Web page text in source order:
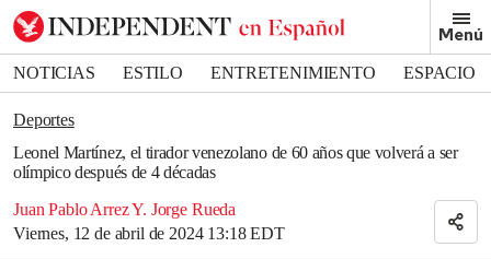
Menú
NOTICIAS ESTILO ENTRETENIMIENTO
ESPACIO
DEPORTES
Deportes
Leonel Martínez, el tirador venezolano de 60 años que volverá a ser
olímpico después de 4 décadas
Juan Pablo Arrez Y. Jorge Rueda
Viernes, 12 de abril de 2024 13:18 EDT
Bookmark popover
Removed from bookmarks
Close popover